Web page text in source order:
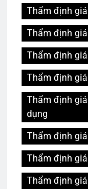
Thẩm định
Thẩm định
Thẩm định
Thẩm định
Thẩm định
dụng
Thẩm định
Thẩm định
Thẩm định